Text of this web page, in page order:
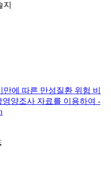
에 따른 만성질환 위험 비
영양조사 자료를 이용하여 -